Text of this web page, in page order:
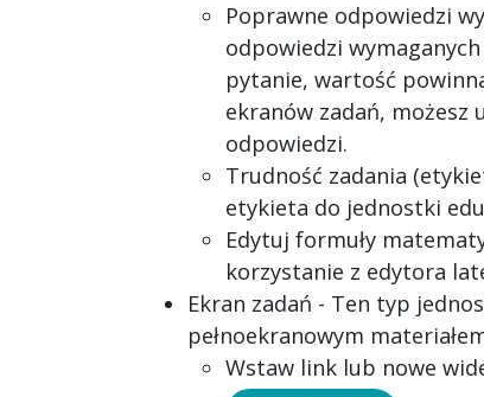
Poprawne odpowiedzi
odpowiedzi
pytanie, wartość
ekranów zadań,
odpowiedzi.
Trudność zadania
etykieta do jednostki
Edytuj formuły
korzystanie z edytora
Ekran zadań - Ten typ
pełnoekranowym
Wstaw link lub nowe